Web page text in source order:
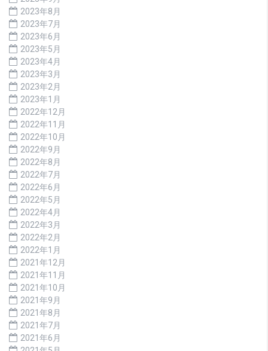
2023年8月
2023年7月
2023年6月
2023年5月
2023年4月
2023年3月
2023年2月
2023年1月
2022年12月
2022年11月
2022年10月
2022年9月
2022年8月
2022年7月
2022年6月
2022年5月
2022年4月
2022年3月
2022年2月
2022年1月
2021年12月
2021年11月
2021年10月
2021年9月
2021年8月
2021年7月
2021年6月